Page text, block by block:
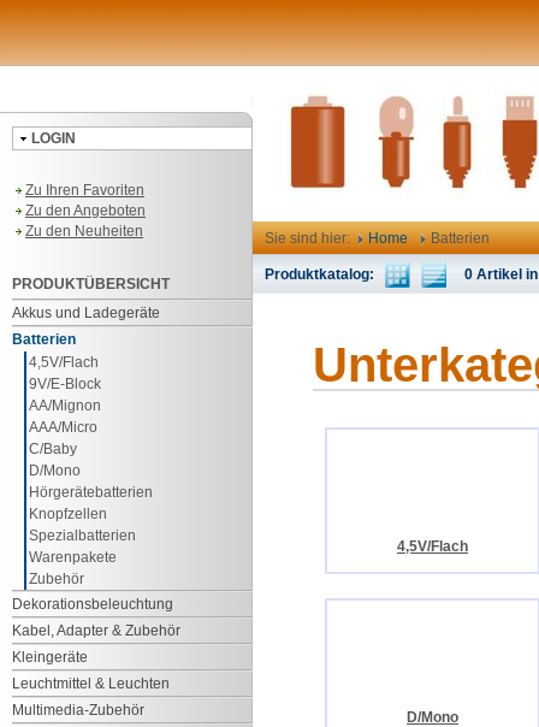
LOGIN
Zu Ihren Favoriten
Zu den Angeboten
Zu den Neuheiten
PRODUKTÜBERSICHT
Akkus und Ladegeräte
Batterien
4,5V/Flach
9V/E-Block
AA/Mignon
AAA/Micro
C/Baby
D/Mono
Hörgerätebatterien
Knopfzellen
Spezialbatterien
Warenpakete
Zubehör
Dekorationsbeleuchtung
Kabel, Adapter & Zubehör
Kleingeräte
Leuchtmittel & Leuchten
Multimedia-Zubehör
Sie sind hier: Home Batterien
Produktkatalog: 0 Artikel in
4,5V/Flach
D/Mono